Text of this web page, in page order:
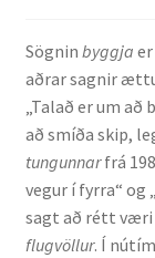
Sögnin byggja
aðrar sagnir
„Talað er um að
að smíða skip,
tungunnarfrá
vegur í fyrra“ og
sagt að rétt væri
flugvöllur. Í